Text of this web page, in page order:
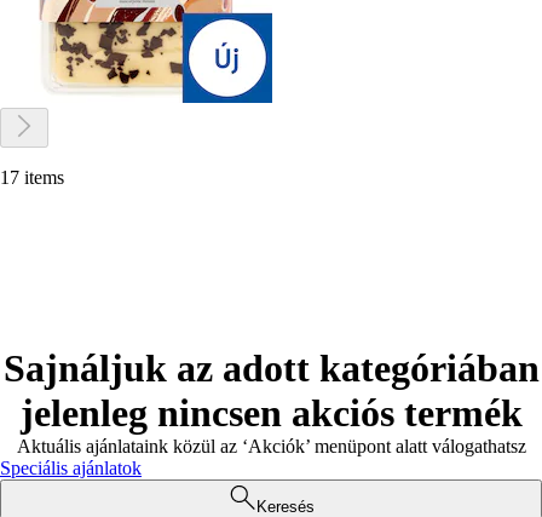
17 items
Sajnáljuk az adott kategóriában
jelenleg nincsen akciós termék
Aktuális ajánlataink közül az ‘Akciók’ menüpont alatt válogathatsz
Speciális ajánlatok
Keresés